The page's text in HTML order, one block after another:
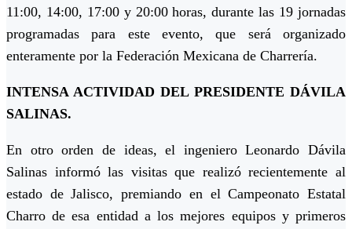
11:00, 14:00, 17:00 y 20:00 horas, durante las 19 jornadas
programadas para este evento, que será organizado
enteramente por la Federación Mexicana de Charrería.
INTENSA ACTIVIDAD DEL PRESIDENTE DÁVILA
SALINAS.
En otro orden de ideas, el ingeniero Leonardo Dávila
Salinas informó las visitas que realizó recientemente al
estado de Jalisco, premiando en el Campeonato Estatal
Charro de esa entidad a los mejores equipos y primeros